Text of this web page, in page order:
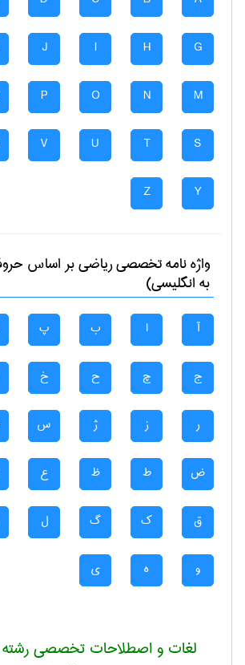
G
H
I
J
M
N
O
P
S
T
U
V
Y
Z
واژه نامه تخصصیرياضیبر اساس
به انگلیسی)
آ ا ب پ
ج چ ح خ
ر ز ژ س
ض ط ظ ع
ق ک گ ل
و ه ی
لغات و اصطلاحات تخصصی